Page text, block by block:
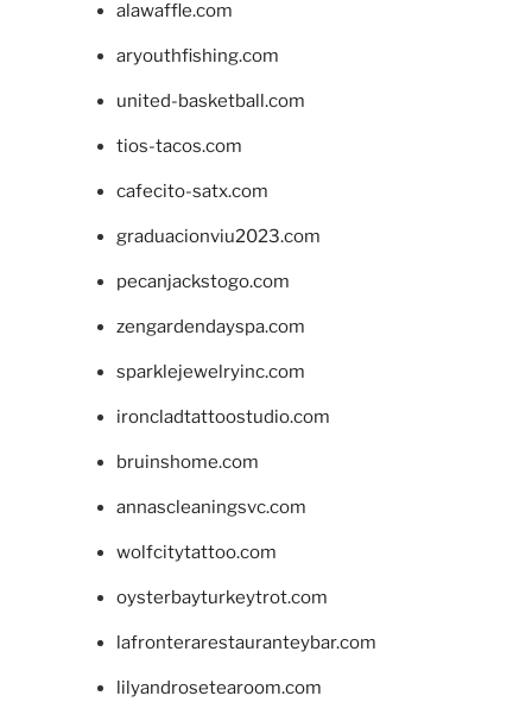
alawaffle.com
aryouthfishing.com
united-basketball.com
tios-tacos.com
cafecito-satx.com
graduacionviu2023.com
pecanjackstogo.com
zengardendayspa.com
sparklejewelryinc.com
ironcladtattoostudio.com
bruinshome.com
annascleaningsvc.com
wolfcitytattoo.com
oysterbayturkeytrot.com
lafronterarestauranteybar.com
lilyandrosetearoom.com